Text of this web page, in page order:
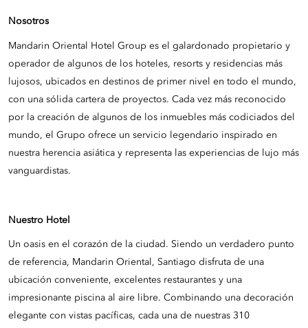
Nosotros
Mandarin Oriental Hotel Group es el galardonado propietario y
operador de algunos de los hoteles, resorts y residencias más
lujosos, ubicados en destinos de primer nivel en todo el mundo,
con una sólida cartera de proyectos. Cada vez más reconocido
por la creación de algunos de los inmuebles más codiciados del
mundo, el Grupo ofrece un servicio legendario inspirado en
nuestra herencia asiática y representa las experiencias de lujo más
vanguardistas.
Nuestro Hotel
Un oasis en el corazón de la ciudad. Siendo un verdadero punto
de referencia, Mandarin Oriental, Santiago disfruta de una
ubicación conveniente, excelentes restaurantes y una
impresionante piscina al aire libre. Combinando una decoración
elegante con vistas pacíficas, cada una de nuestras 310